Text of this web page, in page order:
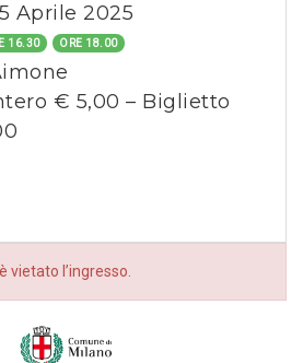
Aprile 2025
16.30 ORE 18.00
€ 5,00 – Biglietto
vietato l’ingresso.